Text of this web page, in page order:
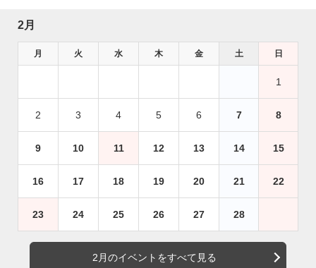
2月
月 火 水 木 金 土 日
1
2 3 4 5 6 7 8
9 10 11 12 13 14 15
16 17 18 19 20 21 22
23 24 25 26 27 28
2月のイベントをすべて見る